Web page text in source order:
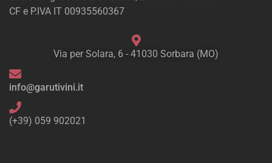
CF e P.IVA IT 00935560367
Via per Solara, 6 - 41030 Sorbara (MO)
info@garutivini.it
(+39) 059 902021